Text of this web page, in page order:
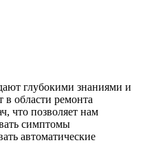
глубокими знаниями и
области ремонта
что позволяет нам
симптомы
автоматические